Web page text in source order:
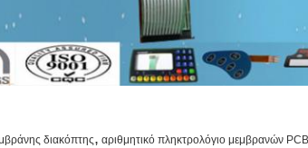
διακόπτης, αριθμητικό πληκτρολόγιο μεμβρανών PCB